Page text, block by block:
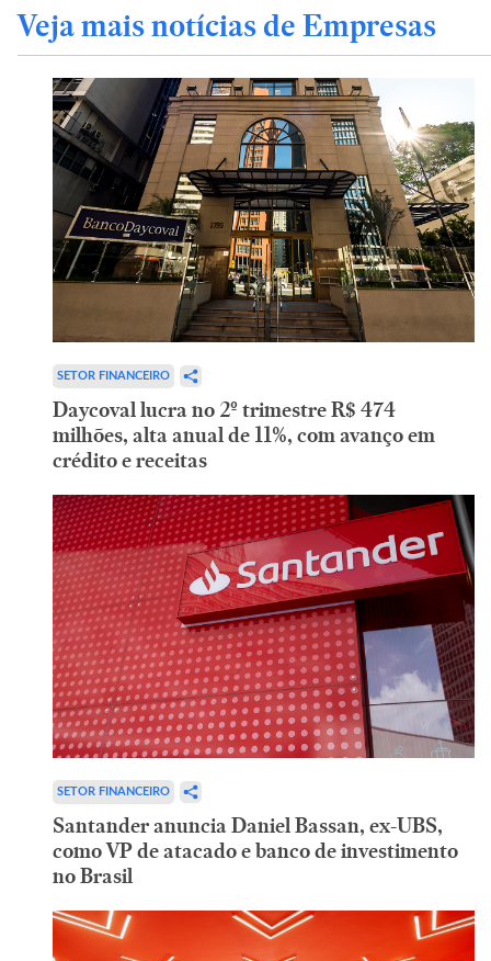
Veja mais notícias de Empresas
SETOR FINANCEIRO
Daycoval lucra no 2º trimestre R$ 474
milhões, alta anual de 11%, com avanço em
crédito e receitas
SETOR FINANCEIRO
Santander anuncia Daniel Bassan, ex-UBS,
como VP de atacado e banco de investimento
no Brasil